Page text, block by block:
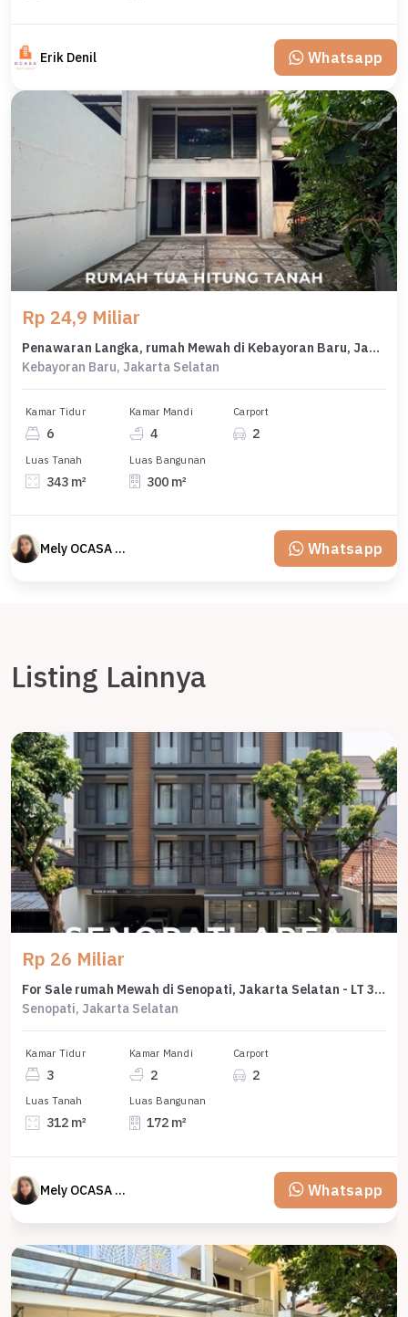
Erik Denil Whatsapp
Rp 24,9 Miliar
Penawaran Langka, rumah Mewah di Kebayoran Baru, Jakarta Selatan, LB 300m²
Kebayoran Baru, Jakarta Selatan
Kamar Tidur
6
Kamar Mandi
4
Carport
2
Luas Tanah
343 m²
Luas Bangunan
300 m²
Mely OCASA PROPERTY Whatsapp
Listing Lainnya
Rp 26 Miliar
For Sale rumah Mewah di Senopati, Jakarta Selatan - LT 312m²
Senopati, Jakarta Selatan
Kamar Tidur
3
Kamar Mandi
2
Carport
2
Luas Tanah
312 m²
Luas Bangunan
172 m²
Mely OCASA PROPERTY Whatsapp